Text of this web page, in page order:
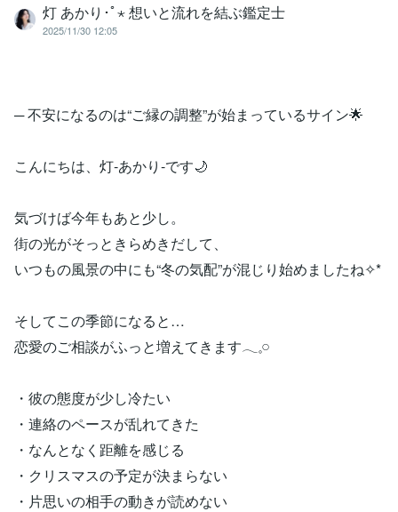
灯 あかり･ﾟ⋆ 想いと流れを結ぶ鑑定士
2025/11/30 12:05
─ 不安になるのは“ご縁の調整”が始まっているサイン🌟
こんにちは、灯‐あかり‐です🌙
気づけば今年もあと少し。
街の光がそっときらめきだして、
いつもの風景の中にも“冬の気配”が混じり始めましたね✧*
そしてこの季節になると…
恋愛のご相談がふっと増えてきます𓂃𓈒𓏸
・彼の態度が少し冷たい
・連絡のペースが乱れてきた
・なんとなく距離を感じる
・クリスマスの予定が決まらない
・片思いの相手の動きが読めない